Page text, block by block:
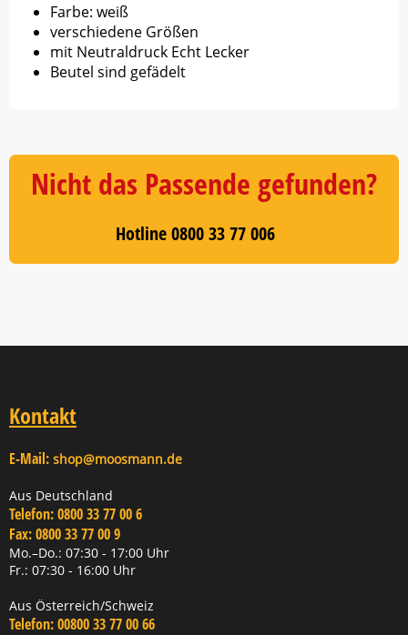
Farbe: weiß
verschiedene Größen
mit Neutraldruck Echt Lecker
Beutel sind gefädelt
Nicht das Passende gefunden?
Hotline 0800 33 77 006
Kontakt
E-Mail: shop@moosmann.de
Aus Deutschland
Telefon:0800 33 77 00 6
Fax:0800 33 77 00 9
Mo.–Do.: 07:30 - 17:00 Uhr
Fr.: 07:30 - 16:00 Uhr
Aus Österreich/Schweiz
Telefon:00800 33 77 00 66